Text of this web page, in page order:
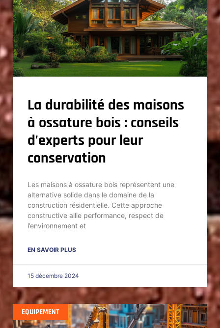
La durabilité des maisons
à ossature bois : conseils
d’experts pour leur
conservation
Les maisons à ossature bois représentent une
alternative solide dans le domaine de la
construction résidentielle. Cette approche
constructive allie performance, respect de
l’environnement et
EN SAVOIR PLUS
15 décembre 2024
EQUIPEMENT